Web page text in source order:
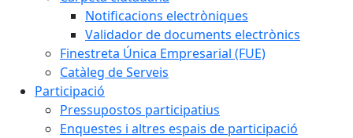
Notificacions electròniques
Validador de documents electrònics
Finestreta Única Empresarial (FUE)
Catàleg de Serveis
Participació
Pressupostos participatius
Enquestes i altres espais de participació